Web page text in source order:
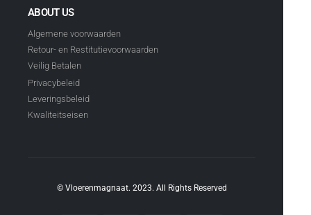
ABOUT US
Algemene voorwaarden
Retour- en Restitutievoorwaarden
Veilig Betalen
Privacybeleid
Leveringsbeleid
Kwaliteitseisen
© Vloerenmagnaat. 2023. All Rights Reserved